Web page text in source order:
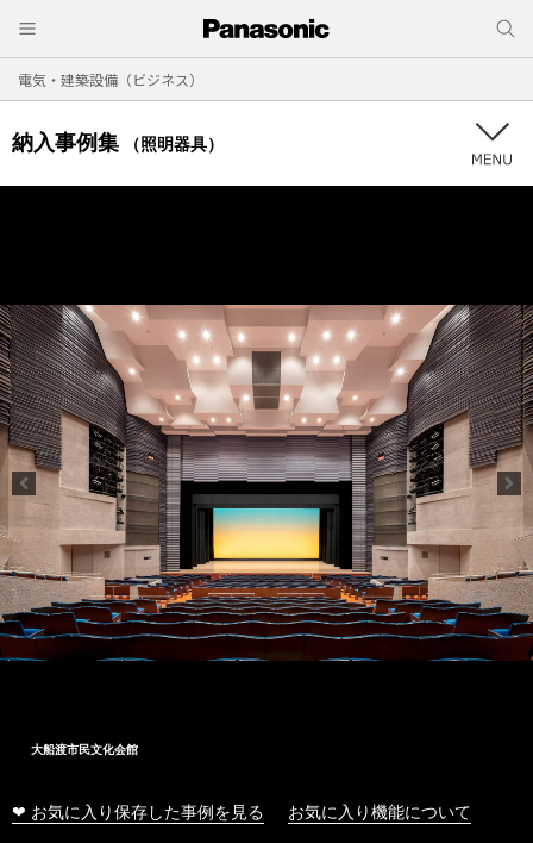
電気・建築設備（ビジネス）
納入事例集 （照明器具）
大船渡市民文化会館
❤ お気に入り保存した事例を見る お気に入り機能について